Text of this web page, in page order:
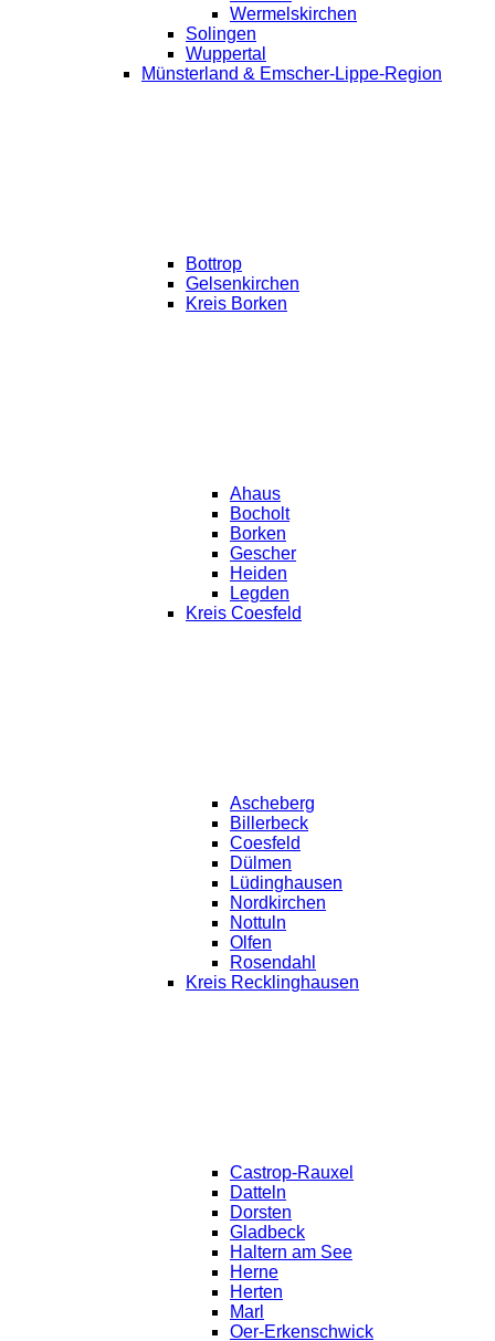
Wermelskirchen
Solingen
Wuppertal
Münsterland & Emscher-Lippe-Region
Bottrop
Gelsenkirchen
Kreis Borken
Ahaus
Bocholt
Borken
Gescher
Heiden
Legden
Kreis Coesfeld
Ascheberg
Billerbeck
Coesfeld
Dülmen
Lüdinghausen
Nordkirchen
Nottuln
Olfen
Rosendahl
Kreis Recklinghausen
Castrop-Rauxel
Datteln
Dorsten
Gladbeck
Haltern am See
Herne
Herten
Marl
Oer-Erkenschwick